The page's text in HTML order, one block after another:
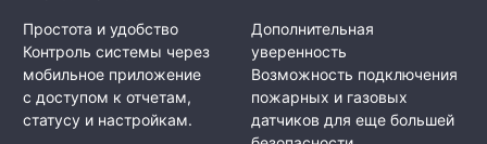
Простота и удобство
Контроль системы через
мобильное приложение
с доступом к отчетам,
статусу и настройкам.
Дополнительная
уверенность
Возможность подключения
пожарных и газовых
датчиков для еще большей